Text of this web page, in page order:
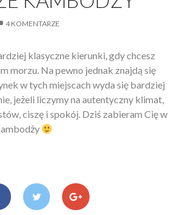
4 KOMENTARZE
klasyczne kierunki, gdy chcesz
morzu. Na pewno jednak znajdą się
w tych miejscach wyda się bardziej
jeżeli liczymy na autentyczny klimat,
ciszę i spokój. Dziś zabieram Cię w
i Kep, czyli wybrzeże Kambodży